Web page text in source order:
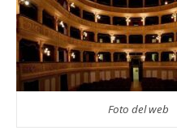
Foto del web